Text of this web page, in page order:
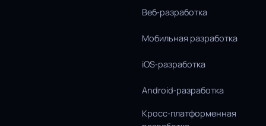
Веб‑разработка
Мобильная разработка
iOS‑разработка
Android‑разработка
Кросс‑платформенная